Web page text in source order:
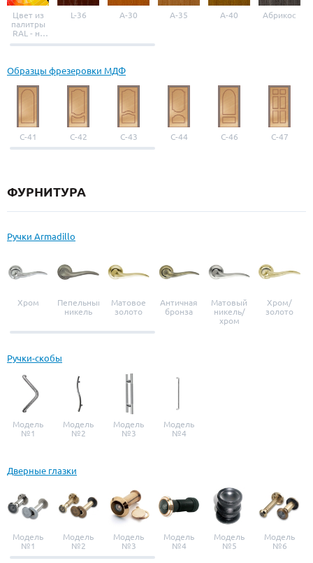
Цвет из
палитры
RAL - на
выбор
L-36 A-30 A-35 A-40 Абрикос
Образцы фрезеровки МДФ
С-41 С-42 С-43 С-44 С-46 С-47
ФУРНИТУРА
Ручки Armadillo
Хром
Пепельный
никель
Матовое
золото
Античная
бронза
Матовый
никель/
хром
Хром/
золото
Ручки-скобы
Модель
№1
Модель
№2
Модель
№3
Модель
№4
Дверные глазки
Модель
№1
Модель
№2
Модель
№3
Модель
№4
Модель
№5
Модель
№6